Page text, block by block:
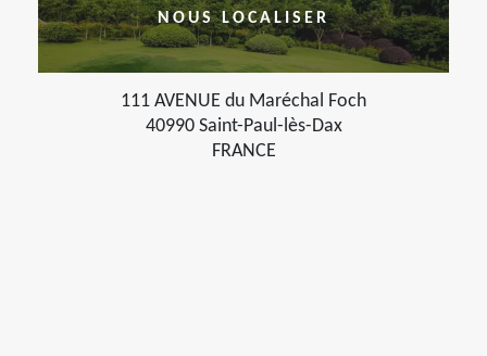
NOUS LOCALISER
111 AVENUE du Maréchal Foch
40990 Saint-Paul-lès-Dax
FRANCE